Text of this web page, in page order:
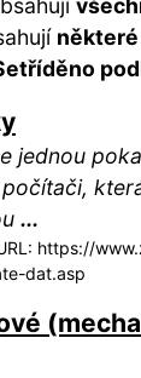
jednou
...
https://
dat.asp